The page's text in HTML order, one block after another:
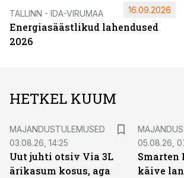
TALLINN - IDA-VIRUMAA
Energiasäästlikud lahendused
2026
16.09.2026
HETKEL KUUM
MAJANDUSTULEMUSED
03.08.26, 14:25
Uut juhti otsiv Via 3L
ärikasum kosus, aga
05.08.26,
Smarten
käive